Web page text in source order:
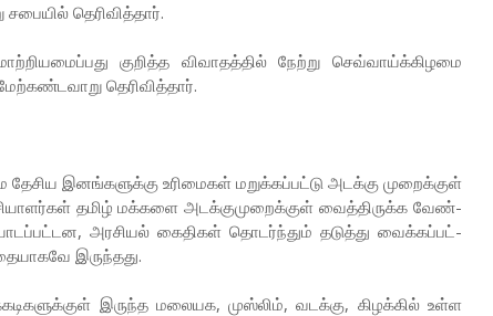
தெரி­வித்தார்.
குறித்த விவா­தத்தில் நேற்று செவ்­வாய்க்­கி­ழமை
தெரி­வித்தார்.
இனங்­க­ளுக்கு உரி­மைகள் மறுக்­கப்­பட்டு அடக்கு முறைக்குள்
தமிழ் மக்­களை அடக்­கு­மு­றைக்குள் வைத்­தி­ருக்க வேண்­
அர­சியல் கைதிகள் தொடர்ந்தும் தடுத்து வைக்­கப்­பட்­
இருந்­தது.
இருந்த மலை­யக, முஸ்லிம், வடக்கு, கிழக்கில் உள்ள